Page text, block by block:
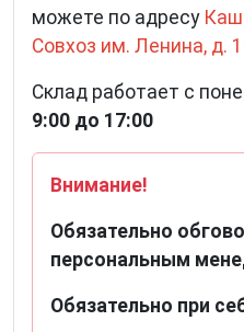
можете по адресу
Совхоз им. Ленина, д.
Склад работает с
9:00 до 17:00
Внимание!
Обязательно
персональным
Обязательно при